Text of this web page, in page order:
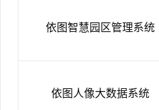
依图智慧园区管理系统
依图人像大数据系统